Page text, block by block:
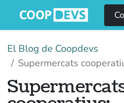
El Blog de Coopdevs
Supermercats cooperatius: